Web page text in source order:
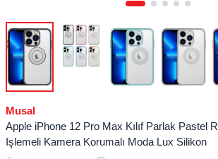
Musal
Apple iPhone 12 Pro Max Kılıf Parlak Pastel
Işlemeli Kamera Korumalı Moda Lux Silikon